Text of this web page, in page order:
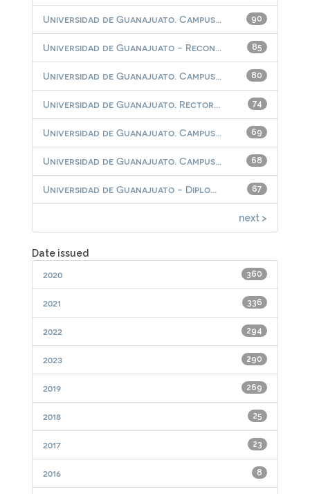
90
Universidad de Guanajuato. Campus...
85
Universidad de Guanajuato - Recon...
80
Universidad de Guanajuato. Campus...
74
Universidad de Guanajuato. Rector...
69
Universidad de Guanajuato. Campus...
68
Universidad de Guanajuato. Campus...
67
Universidad de Guanajuato - Diplo...
next >
Date issued
360
2020
336
2021
294
2022
290
2023
269
2019
25
2018
23
2017
8
2016